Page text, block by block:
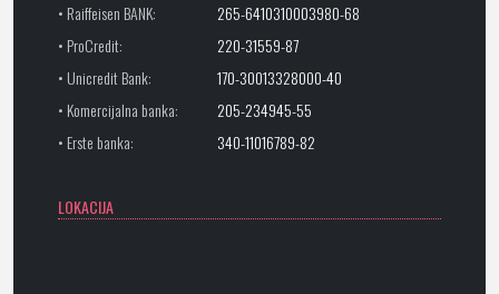
• Raiffeisen BANK:
265-6410310003980-68
• ProCredit:
220-31559-87
• Unicredit Bank:
170-30013328000-40
• Komercijalna banka:
205-234945-55
• Erste banka:
340-11016789-82
LOKACIJA